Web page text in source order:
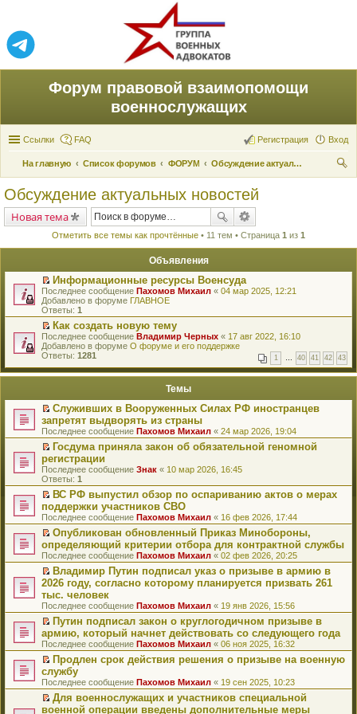
Форум правовой взаимопомощи
военнослужащих
Ссылки FAQ Вход
Регистрация
На главную Список форумов ФОРУМ
Обсуждение актуальных новостей
Обсуждение актуальных новостей
Новая тема
Отметить все темы как прочтённые • 11 тем • Страница 1 из 1
Объявления
П
е
р
е
й
т
и
к
е
о
м
у
н
е
п
р
о
ч
и
т
а
н
н
о
м
у
с
о
о
б
щ
е
н
и
ю
Информационные ресурсы Военсуда
Последнее сообщение Пахомов Михаил « 04 мар 2025, 12:21
Добавлено в форуме ГЛАВНОЕ
Ответы: 1
П
е
р
й
к
п
е
р
в
о
м
у
н
е
п
р
о
ч
и
т
а
н
н
о
м
у
с
о
о
б
щ
е
н
и
ю
Как создать новую тему
Последнее сообщение Владимир Черных « 17 авг 2022, 16:10
Добавлено в форуме О форуме и его поддержке
Ответы: 1281 1 … 40 41 42 43
Темы
П
е
р
е
й
т
и
к
п
е
р
в
о
м
у
н
е
п
р
о
ч
и
т
а
н
н
о
м
у
с
о
Служивших в Вооруженных Силах РФ иностранцев
запретят выдворять из страны
Последнее сообщение Пахомов Михаил « 24 мар 2026, 19:04
П
е
р
е
й
т
и
к
п
е
р
в
о
м
у
н
е
п
р
о
ч
и
т
а
н
н
о
Госдума приняла закон об обязательной геномной
регистрации
Последнее сообщение Знак « 10 мар 2026, 16:45
Ответы: 1
П
е
р
е
й
т
и
к
п
е
р
в
о
м
у
н
е
п
р
о
ч
и
ВС РФ выпустил обзор по оспариванию актов о мерах
поддержки участников СВО
Последнее сообщение Пахомов Михаил « 16 фев 2026, 17:44
П
е
р
е
й
т
и
к
п
е
р
в
о
м
у
н
е
п
Опубликован обновленный Приказ Минобороны,
определяющий критерии отбора для контрактной службы
Последнее сообщение Пахомов Михаил « 02 фев 2026, 20:25
П
е
р
е
й
т
и
к
п
е
р
в
о
м
Владимир Путин подписал указ о призыве в армию в
2026 году, согласно которому планируется призвать 261
тыс. человек
Последнее сообщение Пахомов Михаил « 19 янв 2026, 15:56
П
е
р
е
й
т
и
к
п
Путин подписал закон о круглогодичном призыве в
армию, который начнет действовать со следующего года
Последнее сообщение Пахомов Михаил « 06 ноя 2025, 16:32
П
е
р
е
й
Продлен срок действия решения о призыве на военную
службу
Последнее сообщение Пахомов Михаил « 19 сен 2025, 10:23
П
Для военнослужащих и участников специальной
военной операции введены дополнительные меры